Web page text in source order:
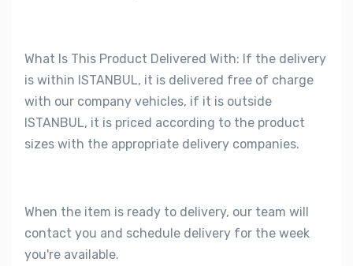
What Is This Product Delivered With: If the delivery
is within ISTANBUL, it is delivered free of charge
with our company vehicles, if it is outside
ISTANBUL, it is priced according to the product
sizes with the appropriate delivery companies.
When the item is ready to delivery, our team will
contact you and schedule delivery for the week
you're available.